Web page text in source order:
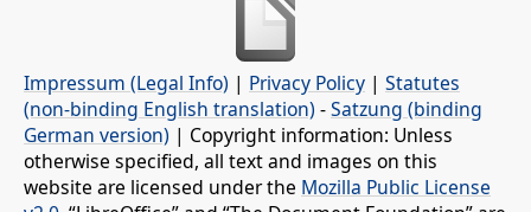
Impressum (Legal Info) | Privacy Policy | Statutes
(non-binding English translation) -Satzung (binding
German version) | Copyright information: Unless
otherwise specified, all text and images on this
website are licensed under the Mozilla Public License